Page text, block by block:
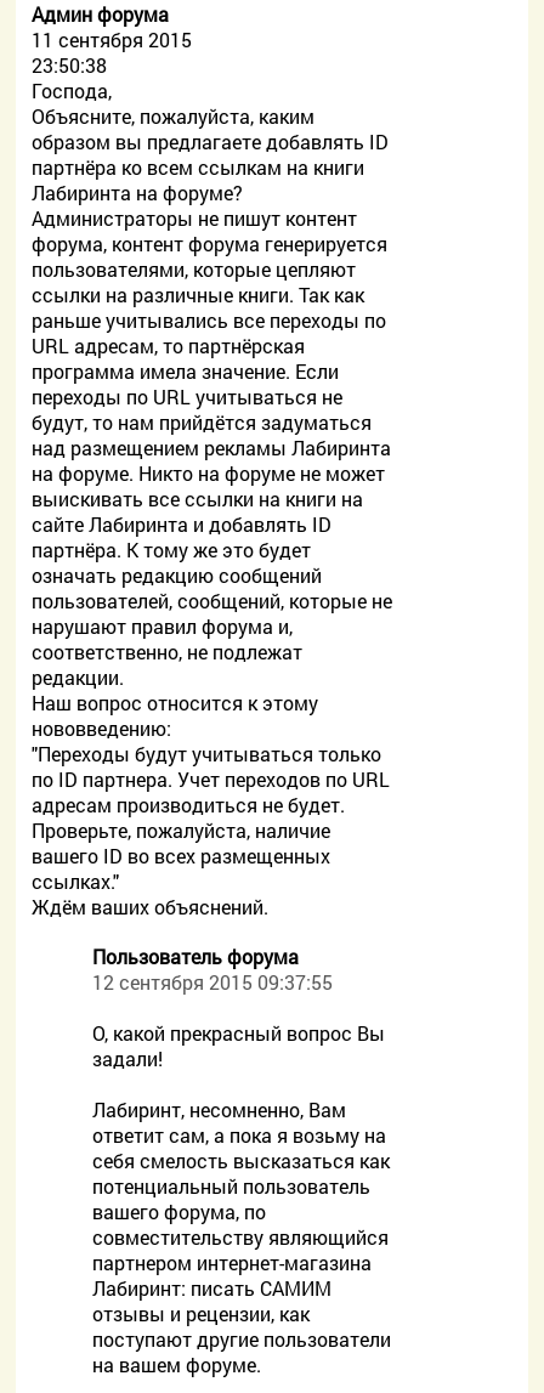
Админ форума
11 сентября 2015
23:50:38
Господа,
Объясните, пожалуйста, каким
образом вы предлагаете добавлять ID
партнёра ко всем ссылкам на книги
Лабиринта на форуме?
Администраторы не пишут контент
форума, контент форума генерируется
пользователями, которые цепляют
ссылки на различные книги. Так как
раньше учитывались все переходы по
URL адресам, то партнёрская
программа имела значение. Если
переходы по URL учитываться не
будут, то нам прийдётся задуматься
над размещением рекламы Лабиринта
на форуме. Никто на форуме не может
выискивать все ссылки на книги на
сайте Лабиринта и добавлять ID
партнёра. К тому же это будет
означать редакцию сообщений
пользователей, сообщений, которые не
нарушают правил форума и,
соответственно, не подлежат
редакции.
Наш вопрос относится к этому
нововведению:
"Переходы будут учитываться только
по ID партнера. Учет переходов по URL
адресам производиться не будет.
Проверьте, пожалуйста, наличие
вашего ID во всех размещенных
ссылках."
Ждём ваших объяснений.
Пользователь форума
12 сентября 2015 09:37:55
О, какой прекрасный вопрос Вы
задали!
Лабиринт, несомненно, Вам
ответит сам, а пока я возьму на
себя смелость высказаться как
потенциальный пользователь
вашего форума, по
совместительству являющийся
партнером интернет-магазина
Лабиринт: писать САМИМ
отзывы и рецензии, как
поступают другие пользователи
на вашем форуме.